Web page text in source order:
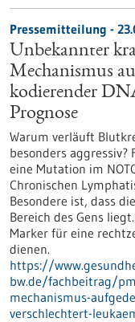
Pressemitteilung -
Unbekannter
Mechanismus
kodierender
Prognose
Warum verläuft
besonders
eine Mutation im
Chronischen
Besondere ist, dass
Bereich des Gens
Marker für eine
dienen.
https://
bw.de/fachbeitrag/
mechanismus-
verschlechtert-